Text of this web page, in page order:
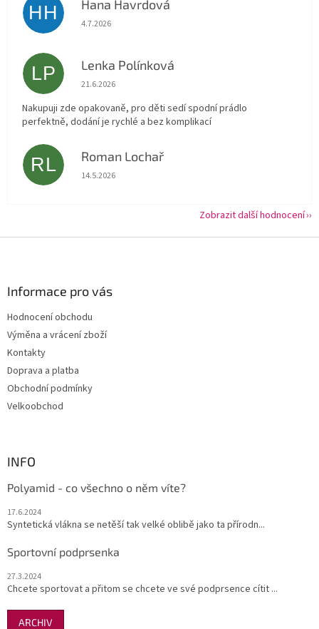
HH Hana Havrdová
Hodnocení obchodu je 5 z 5 hvězdiček.
4.7.2026
LP Lenka Polínková
Hodnocení obchodu je 5 z 5 hvězdiček.
21.6.2026
Nakupuji zde opakovaně, pro děti sedí spodní prádlo
perfektně, dodání je rychlé a bez komplikací
RL Roman Lochař
Hodnocení obchodu je 5 z 5 hvězdiček.
14.5.2026
Zobrazit další hodnocení
Informace pro vás
Hodnocení obchodu
Výměna a vrácení zboží
Kontakty
Doprava a platba
Obchodní podmínky
Velkoobchod
INFO
Polyamid - co všechno o něm víte?
17.6.2024
Syntetická vlákna se netěší tak velké oblibě jako ta přírodn...
Sportovní podprsenka
27.3.2024
Chcete sportovat a přitom se chcete ve své podprsence cítit ...
ARCHIV